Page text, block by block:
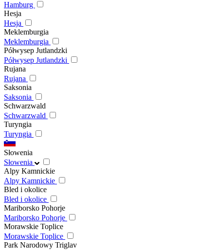
Hamburg
Hesja
Hesja
Meklemburgia
Meklemburgia
Półwysep Jutlandzki
Półwysep Jutlandzki
Rujana
Rujana
Saksonia
Saksonia
Schwarzwald
Schwarzwald
Turyngia
Turyngia
Słowenia
Słowenia
Alpy Kamnickie
Alpy Kamnickie
Bled i okolice
Bled i okolice
Mariborsko Pohorje
Mariborsko Pohorje
Morawskie Toplice
Morawskie Toplice
Park Narodowy Triglav